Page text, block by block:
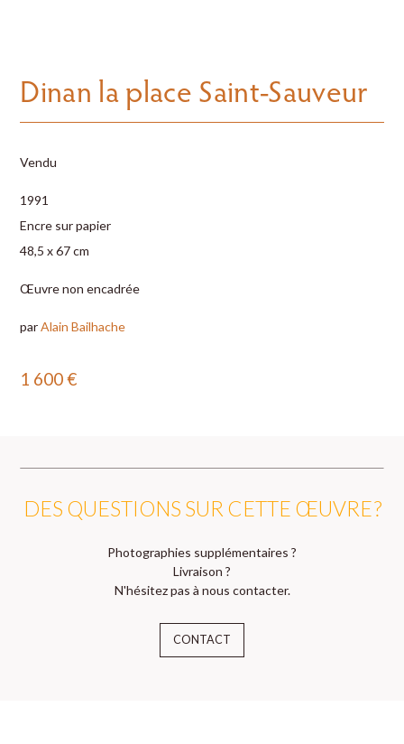
Dinan la place Saint-Sauveur
Vendu
1991
Encre sur papier
48,5 x 67 cm
Œuvre non encadrée
parAlain Bailhache
1 600€
DES QUESTIONS SUR CETTE ŒUVRE ?
Photographies supplémentaires ?
Livraison ?
N'hésitez pas à nous contacter.
CONTACT